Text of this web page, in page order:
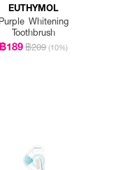
EUTHYMOL
Purple Whitening
Toothbrush
฿189฿209 (10%)